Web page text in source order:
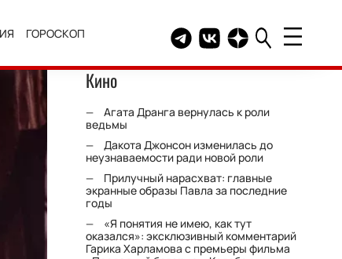
ГОРОСКОП Telegram канал HELLO
Группа HELLO
Канал HELLO в
Кино
Агата Дранга вернулась к роли
ведьмы
Дакота Джонсон изменилась до
неузнаваемости ради новой роли
Прилучный нарасхват: главные
экранные образы Павла за последние
годы
«Я понятия не имею, как тут
оказался»: эксклюзивный комментарий
Гарика Харламова с премьеры фильма